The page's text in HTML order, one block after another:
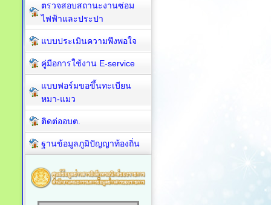
ตรวจสอบสถานะงานซ่อม
ไฟฟ้าและประปา
แบบประเมินความพึงพอใจ
คู่มือการใช้งาน E-service
แบบฟอร์มขอขึ้นทะเบียน
หมา-แมว
ติดต่ออบต.
ฐานข้อมูลภูมิปัญญาท้องถิ่น